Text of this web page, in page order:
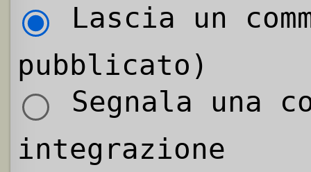
Lascia un
pubblicato)
Segnala una
integrazione